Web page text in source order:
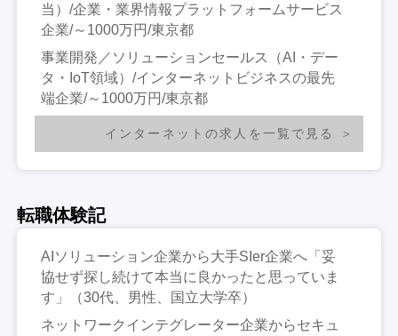
当）/企業・業界情報プラットフォームサービス
企業/～1000万円/東京都
事業開発／ソリューションセールス（AI・デー
タ・IoT領域）/インターネットビジネスの最先
端企業/～1000万円/東京都
インターネットの求人を一覧で見る
転職体験記
AIソリューション企業から大手SIer企業へ「妥
協せず探し続けて本当に良かったと思っていま
す」（30代、男性、国立大学卒）
ネットワークインテグレーター企業からセキュ